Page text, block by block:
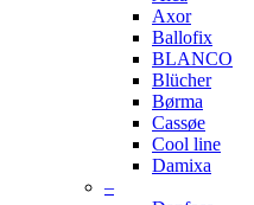
Axor
Ballofix
BLANCO
Blücher
Børma
Cassøe
Cool line
Damixa
–